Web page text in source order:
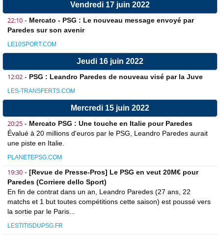
Vendredi 17 juin 2022
22:10 - Mercato - PSG : Le nouveau message envoyé par
Paredes sur son avenir
LE10SPORT.COM
Jeudi 16 juin 2022
12:02 - PSG : Leandro Paredes de nouveau visé par la Juve
LES-TRANSFERTS.COM
Mercredi 15 juin 2022
20:25 - Mercato PSG : Une touche en Italie pour Paredes
Évalué à 20 millions d'euros par le PSG, Leandro Paredes aurait
une piste en Italie.
PLANETEPSG.COM
19:30 - [Revue de Presse-Pros] Le PSG en veut 20M€ pour
Paredes (Corriere dello Sport)
En fin de contrat dans un an, Leandro Paredes (27 ans, 22
matchs et 1 but toutes compétitions cette saison) est poussé vers
la sortie par le Paris...
LESTITISDUPSG.FR